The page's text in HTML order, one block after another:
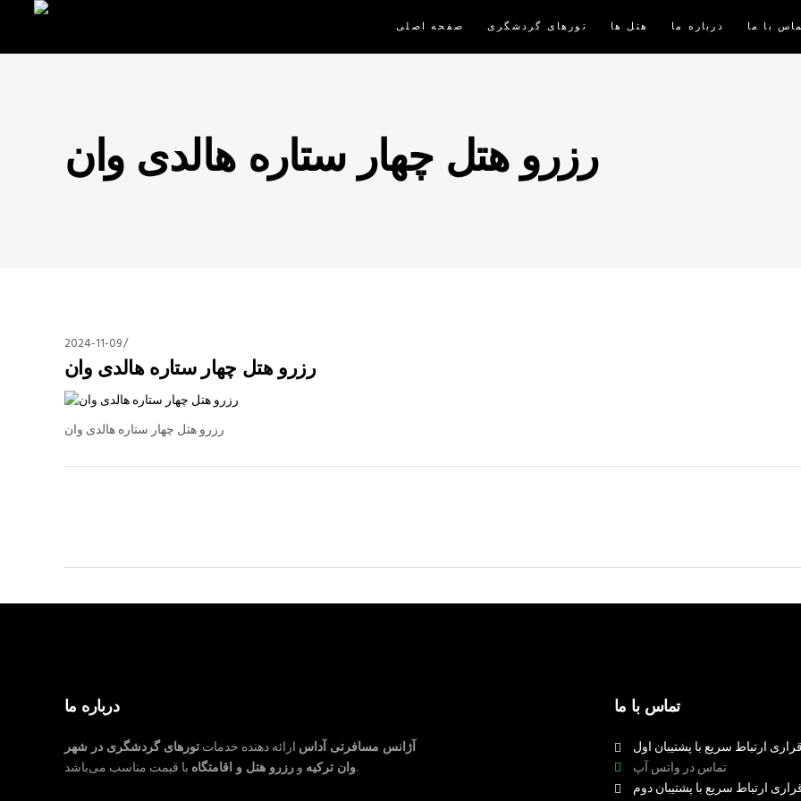
صفحه اصلی تورهای گردشگری هتل ها درباره ما با ما
رزرو هتل چهار ستاره هالدی وان
2024-11-09
رزرو هتل چهار ستاره هالدی وان
رزرو هتل چهار ستاره هالدی وان
درباره ما
آژانس مسافرتی آداس ارائه دهنده خدماتتورهای گردشگری در شهر
وان ترکیه ورزرو هتل و اقامتگاه با قیمت مناسب می‌باشد.
تماس با ما
ارتباط سریع با پشتیبان اول
تماس در واتس آپ
ارتباط سریع با پشتیبان دوم